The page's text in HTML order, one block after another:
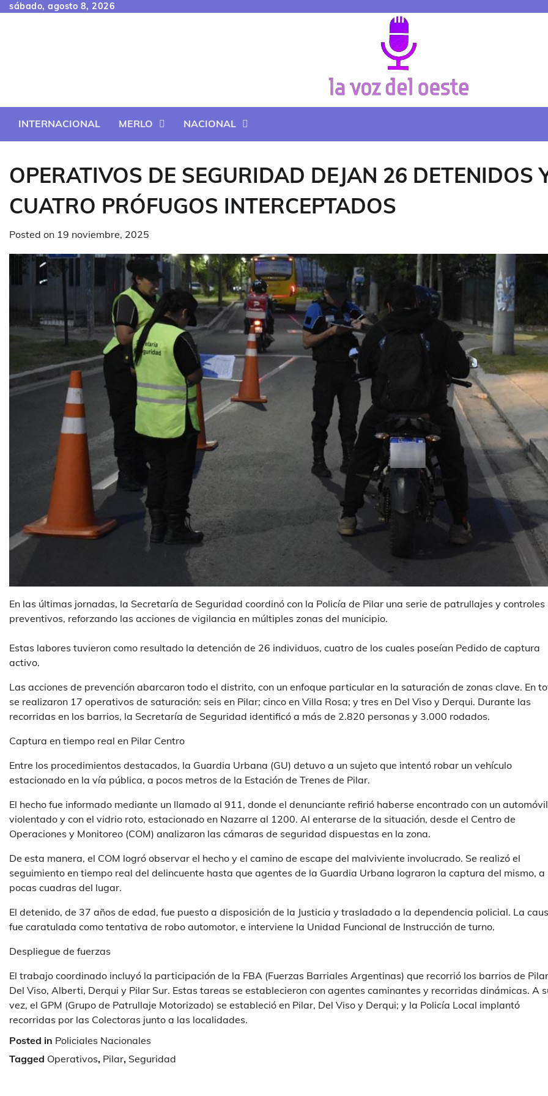
Skipsábado, agosto 8, 2026
INTERNACIONAL MERLO NACIONAL
OPERATIVOS DE SEGURIDAD DEJAN 26 DETENIDOS
CUATRO PRÓFUGOS INTERCEPTADOS
Posted on 19 noviembre, 2025
En las últimas jornadas, la Secretaría de Seguridad coordinó con la Policía de Pilar una serie de patrullajes y controles
preventivos, reforzando las acciones de vigilancia en múltiples zonas del municipio.
Estas labores tuvieron como resultado la detención de 26 individuos, cuatro de los cuales poseían Pedido de captura
activo.
Las acciones de prevención abarcaron todo el distrito, con un enfoque particular en la saturación de zonas clave. En
se realizaron 17 operativos de saturación: seis en Pilar; cinco en Villa Rosa; y tres en Del Viso y Derqui. Durante las
recorridas en los barrios, la Secretaría de Seguridad identificó a más de 2.820 personas y 3.000 rodados.
Captura en tiempo real en Pilar Centro
Entre los procedimientos destacados, la Guardia Urbana (GU) detuvo a un sujeto que intentó robar un vehículo
estacionado en la vía pública, a pocos metros de la Estación de Trenes de Pilar.
El hecho fue informado mediante un llamado al 911, donde el denunciante refirió haberse encontrado con un automóvil
violentado y con el vidrio roto, estacionado en Nazarre al 1200. Al enterarse de la situación, desde el Centro de
Operaciones y Monitoreo (COM) analizaron las cámaras de seguridad dispuestas en la zona.
De esta manera, el COM logró observar el hecho y el camino de escape del malviviente involucrado. Se realizó el
seguimiento en tiempo real del delincuente hasta que agentes de la Guardia Urbana lograron la captura del mismo, a
pocas cuadras del lugar.
El detenido, de 37 años de edad, fue puesto a disposición de la Justicia y trasladado a la dependencia policial. La
fue caratulada como tentativa de robo automotor, e interviene la Unidad Funcional de Instrucción de turno.
Despliegue de fuerzas
El trabajo coordinado incluyó la participación de la FBA (Fuerzas Barriales Argentinas) que recorrió los barrios de
Del Viso, Alberti, Derqui y Pilar Sur. Estas tareas se establecieron con agentes caminantes y recorridas dinámicas. A
vez, el GPM (Grupo de Patrullaje Motorizado) se estableció en Pilar, Del Viso y Derqui; y la Policía Local implantó
recorridas por las Colectoras junto a las localidades.
Posted in Policiales Nacionales
Tagged Operativos, Pilar, Seguridad